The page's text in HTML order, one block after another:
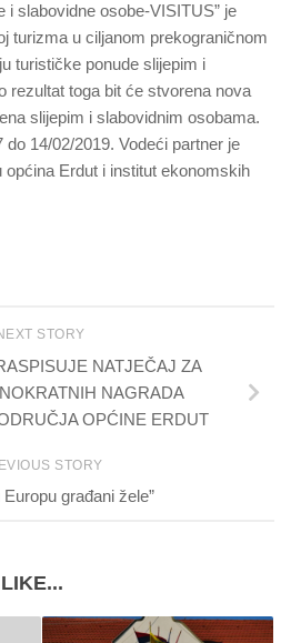
i slabovidne osobe-VISITUS” je
turizma u ciljanom prekograničnom
turističke ponude slijepim i
rezultat toga bit će stvorena nova
slijepim i slabovidnim osobama.
do 14/02/2019. Vodeći partner je
općina Erdut i institut ekonomskih
STORY
NATJEČAJ ZA
NAGRADA
OPĆINE ERDUT
STORY
Europu građani žele”